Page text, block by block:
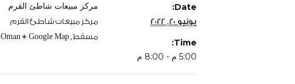
Date:
يونيو 20, 2022
Time:
5:00 م - 8:00 م
مركز مبيعات شاطئ القرم
مركز مبيعات شاطئ القرم
مسقط
Oman + Google Map